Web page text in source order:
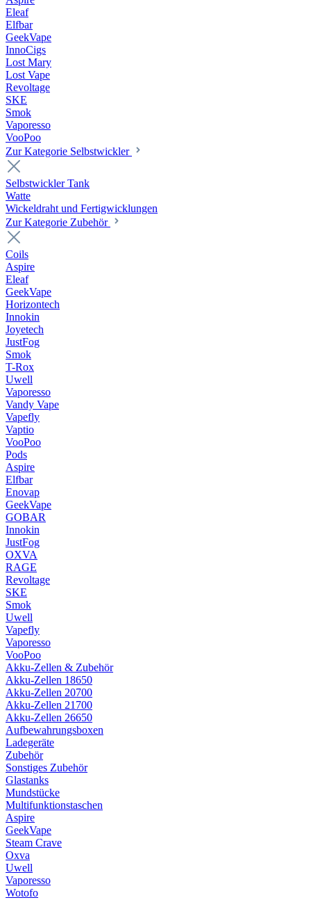
Eleaf
Elfbar
GeekVape
InnoCigs
Lost Mary
Lost Vape
Revoltage
SKE
Smok
Vaporesso
VooPoo
Zur Kategorie Selbstwickler
Selbstwickler Tank
Watte
Wickeldraht und Fertigwicklungen
Zur Kategorie Zubehör
Coils
Aspire
Eleaf
GeekVape
Horizontech
Innokin
Joyetech
JustFog
Smok
T-Rox
Uwell
Vaporesso
Vandy Vape
Vapefly
Vaptio
VooPoo
Pods
Aspire
Elfbar
Enovap
GeekVape
GOBAR
Innokin
JustFog
OXVA
RAGE
Revoltage
SKE
Smok
Uwell
Vapefly
Vaporesso
VooPoo
Akku-Zellen & Zubehör
Akku-Zellen 18650
Akku-Zellen 20700
Akku-Zellen 21700
Akku-Zellen 26650
Aufbewahrungsboxen
Ladegeräte
Zubehör
Sonstiges Zubehör
Glastanks
Mundstücke
Multifunktionstaschen
Aspire
GeekVape
Steam Crave
Oxva
Uwell
Vaporesso
Wotofo